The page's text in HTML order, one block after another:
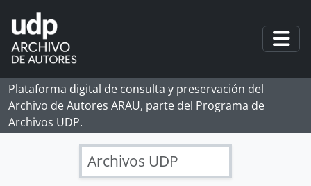
Skip to main content
Plataforma digital de consulta y preservación del
Archivo de Autores ARAU, parte del Programa de
Archivos UDP.
Archivos UDP